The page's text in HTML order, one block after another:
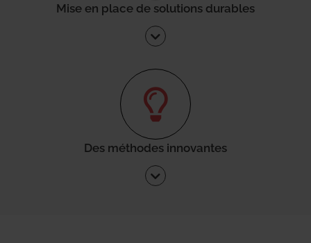
Mise en place de solutions durables
Des méthodes innovantes